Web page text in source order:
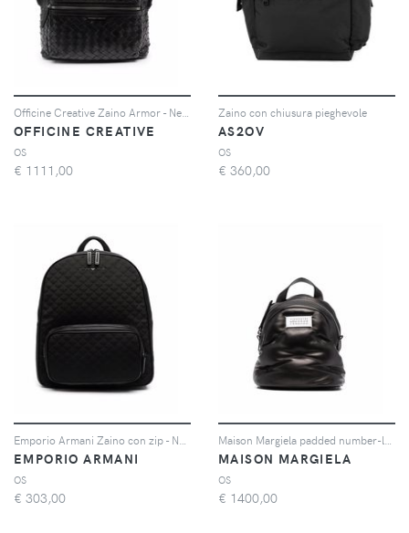
OFFICINE CREATIVE
OS
€ 1111,00
Zaino con chiusura pieghevole
AS2OV
OS
€ 360,00
EMPORIO ARMANI
OS
€ 303,00
MAISON MARGIELA
OS
€ 1400,00